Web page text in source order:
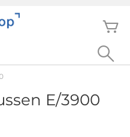
E/3900